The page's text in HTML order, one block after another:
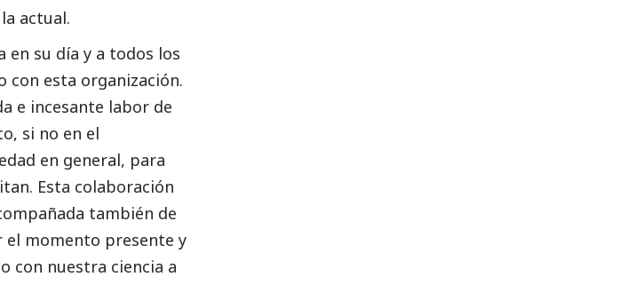
actual.
en su día y a todos los
con esta organización.
e incesante labor de
si no en el
en general, para
Esta colaboración
también de
el momento presente y
con nuestra ciencia a